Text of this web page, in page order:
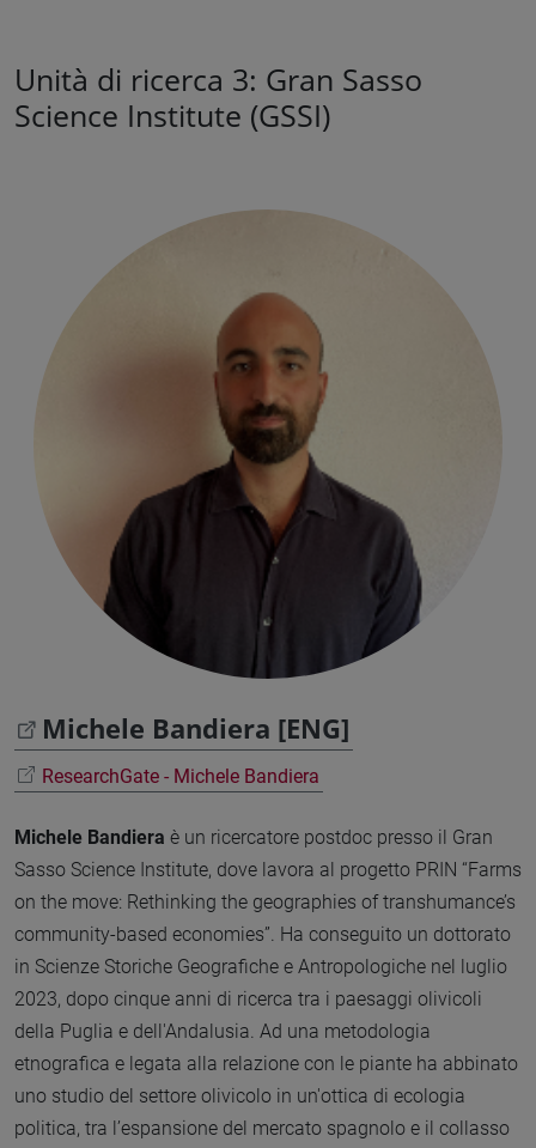
Unità di ricerca 3: Gran Sasso
Science Institute (GSSI)
Michele Bandiera [ENG]
ResearchGate - Michele Bandiera
Michele Bandiera è un ricercatore postdoc presso il Gran
Sasso Science Institute, dove lavora al progetto PRIN “Farms
on the move: Rethinking the geographies of transhumance’s
community-based economies”. Ha conseguito un dottorato
in Scienze Storiche Geografiche e Antropologiche nel luglio
2023, dopo cinque anni di ricerca tra i paesaggi olivicoli
della Puglia e dell'Andalusia. Ad una metodologia
etnografica e legata alla relazione con le piante ha abbinato
uno studio del settore olivicolo in un'ottica di ecologia
politica, tra l’espansione del mercato spagnolo e il collasso